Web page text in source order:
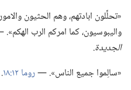
‏«تحلِّلون ابادتهم،‏ وهم الحثيون
واليبوسيون،‏ كما امركم الرب
الجديدة‏.‏
‏«سالِموا جميع الناس».‏ —‏روما ١٢:‏١٨
‏.‏